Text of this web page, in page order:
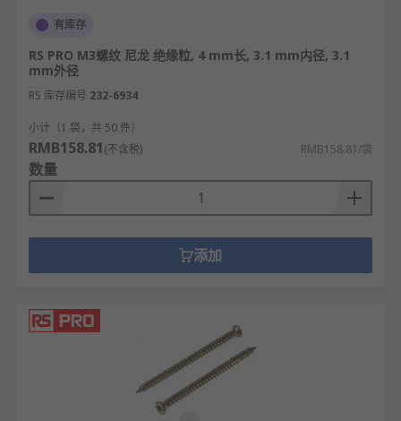
有库存
RS PRO M3螺纹 尼龙 绝缘粒, 4 mm长, 3.1 mm内径, 3.1
mm外径
RS 库存编号 232-6934
小计（1 袋，共 50 件）
RMB158.81(不含税) RMB158.81/袋
数量
添加